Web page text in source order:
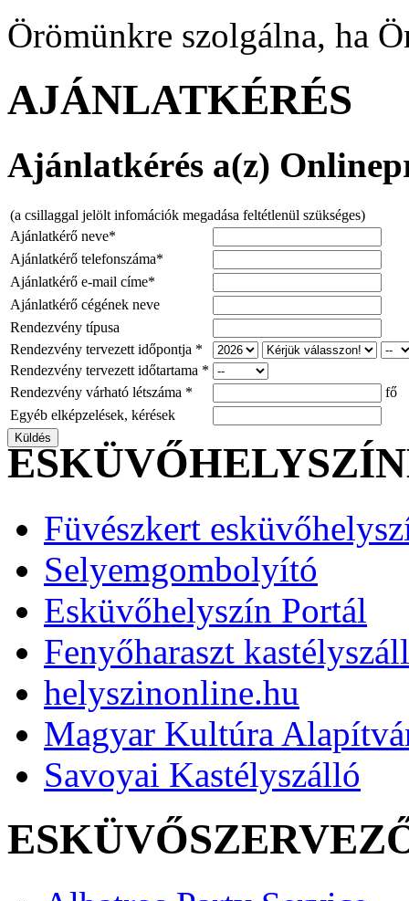
Örömünkre szolgálna, ha
AJÁNLATKÉRÉS
Ajánlatkérés a(z)
(a csillaggal jelölt infomációk megadása feltétlenül szükséges)
Ajánlatkérő neve*
Ajánlatkérő telefonszáma*
Ajánlatkérő e-mail címe*
Ajánlatkérő cégének neve
Rendezvény típusa
Rendezvény tervezett időpontja *
Rendezvény tervezett időtartama *
Rendezvény várható létszáma *
fő
Egyéb elképzelések, kérések
Füvészkert
Selyemgombolyító
Esküvőhelyszín Portál
Fenyőharaszt
helyszinonline.hu
Magyar Kultúra
Savoyai Kastélyszálló